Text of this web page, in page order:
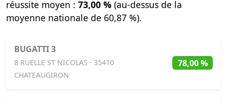
réussite moyen : 73,00 % (au-dessus de la
moyenne nationale de 60,87 %).
BUGATTI 3
8 RUELLE ST NICOLAS · 35410
CHATEAUGIRON
78,00 %